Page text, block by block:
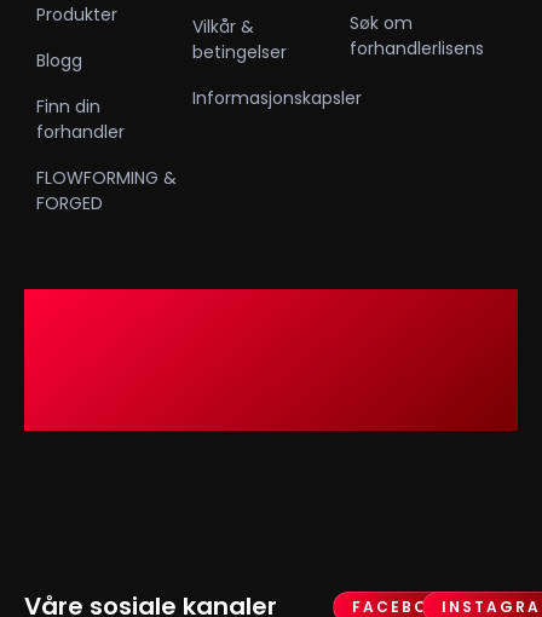
Produkter
Blogg
Finn din
forhandler
FLOWFORMING &
FORGED
Vilkår &
betingelser
Informasjonskapsler
Søk om
forhandlerlisens
Våre sosiale kanaler FACEBOOK